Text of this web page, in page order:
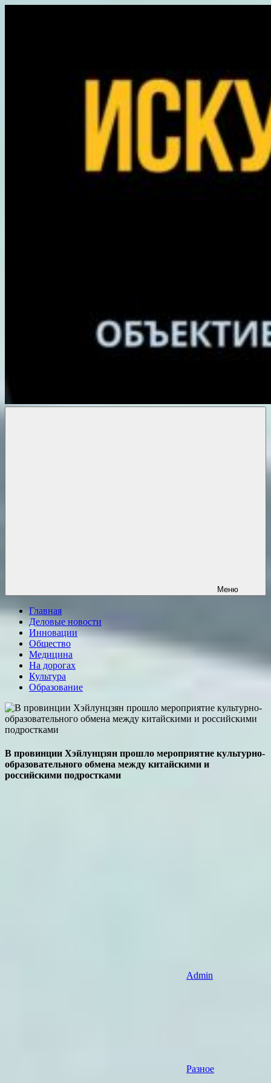
Меню
Главная
Деловые новости
Инновации
Общество
Медицина
На дорогах
Культура
Образование
В провинции Хэйлунцзян прошло мероприятие культурно-
образовательного обмена между китайскими и
российскими подростками
Admin
Разное